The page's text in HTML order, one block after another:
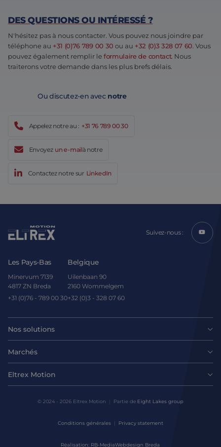
DES QUESTIONS OU INTÉRESSÉ ?
N'hésitez pas à nous contacter. Vous pouvez nous joindre par
téléphone au +31 (0)76 789 00 30 ou au +32 (0)3 328 07 60. Vous
pouvez également remplir leformulaire de contact. Nous
traiterons votre demande dans les plus brefs délais.
Ou discutez-en avec notre
Appelez notre au : +31 76 789 00 30
Envoyez un e-mailà notre
Contactez notre sur LinkedIn
Suivez-nous :
Les Pays-Bas
Minervum 7139
4817 ZN Breda
+31 (0)76 - 789 00 30
Belgique
Uilenbaan 90
2160 Wommelgem
+32 (0)3 - 328 07 60
Nos solutions
Moteurs
Entraînements et contrôleurs
Mécanique
Solutions de contrôle de mouvement
Marchés
Agroalimentaire
Sciences de la vie
Eltrex Motion
© 2024 - 2026 Eltrex Motion Partie de Eight Lakes group
Conditions générales Privacy statement
Réalisation: RB-MediaWebdesign Breda